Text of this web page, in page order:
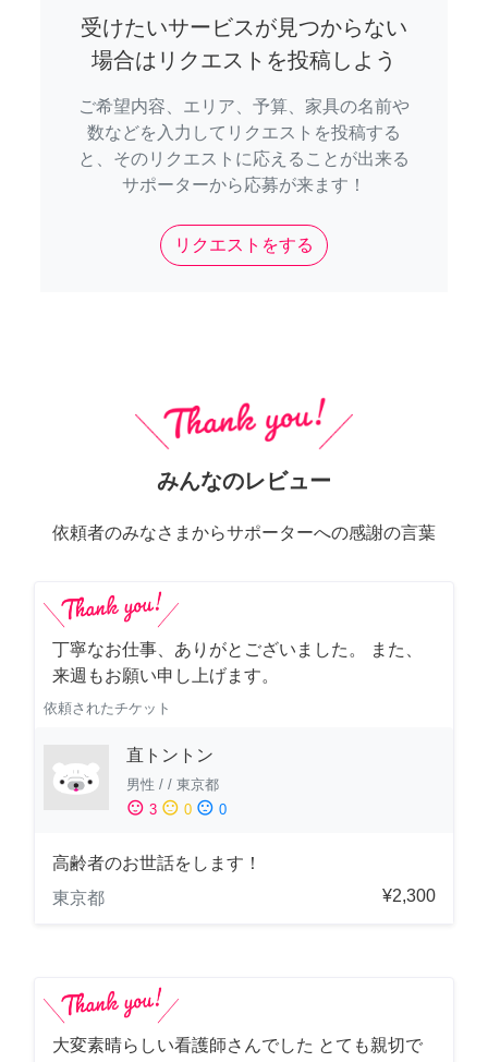
受けたいサービスが見つからない
場合はリクエストを投稿しよう
ご希望内容、エリア、予算、家具の名前や
数などを入力してリクエストを投稿する
と、そのリクエストに応えることが出来る
サポーターから応募が来ます！
リクエストをする
みんなのレビュー
依頼者のみなさまからサポーターへの感謝の言葉
丁寧なお仕事、ありがとございました。 また、
来週もお願い申し上げます。
依頼されたチケット
直トントン
男性 / / 東京都
sentiment_satisfied 3 sentiment_neutral 0 sentiment_dissatisfied 0
高齢者のお世話をします！
東京都
¥2,300
大変素晴らしい看護師さんでした とても親切で